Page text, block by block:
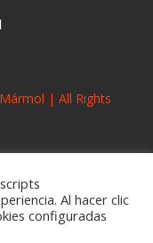
| All Rights
Al hacer clic
configuradas